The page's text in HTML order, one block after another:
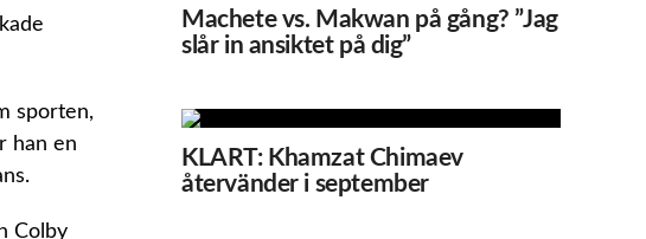
sporten,
han en
Colby
Machete vs. Makwan på gång? ”Jag
slår in ansiktet på dig”
KLART: Khamzat Chimaev
återvänder i september